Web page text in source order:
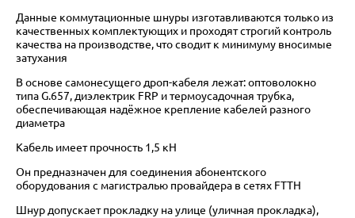
Данные коммутационные шнуры изготавливаются только из
качественных комплектующих и проходят строгий контроль
качества на производстве, что сводит к минимуму вносимые
затухания
В основе самонесущего дроп-кабеля лежат: оптоволокно
типа G.657, диэлектрик FRP и термоусадочная трубка,
обеспечивающая надёжное крепление кабелей разного
диаметра
Кабель имеет прочность 1,5 кН
Он предназначен для соединения абонентского
оборудования с магистралью провайдера в сетях FTTH
Шнур допускает прокладку на улице (уличная прокладка),